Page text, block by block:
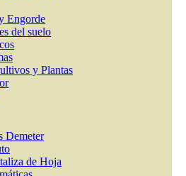
Engorde
del suelo
y Plantas
Demeter
de Hoja